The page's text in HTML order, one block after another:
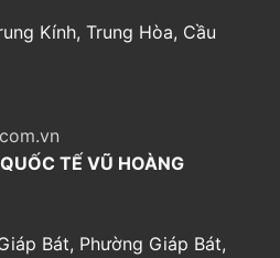
Kính, Trung Hòa, Cầu
TẾ VŨ HOÀNG
Bát, Phường Giáp Bát,